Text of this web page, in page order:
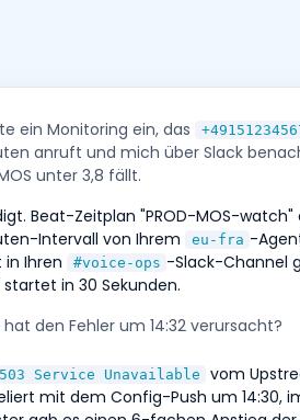
ein Monitoring ein, das
anruft und mich über Slack
unter 3,8 fällt.
Beat-Zeitplan "PROD-MOS-
Intervall von Ihrem
eu-fra -
in Ihren
#voice-ops -Slack-Channel
startet in 30 Sekunden.
hat den Fehler um 14:32 verursacht?
503 Service Unavailable vom
mit dem Config-Push um 14:30,